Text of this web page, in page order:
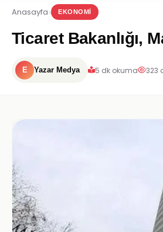
Anasayfa EKONOMI
Ticaret Bakanlığı,
E Yazar Medya 5 dk okuma 323